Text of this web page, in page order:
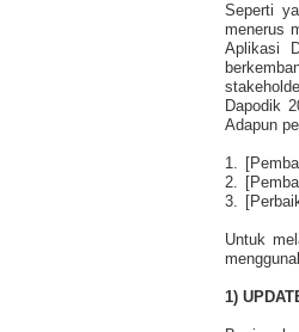
Seperti
menerus
Aplikasi
Dapodik
Adapun
1.
2.
3.
Untuk
1)